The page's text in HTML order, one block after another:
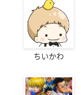
ちいかわ